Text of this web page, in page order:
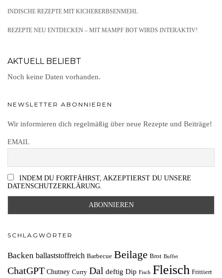
INDISCHE REZEPTE MIT KICHERERBSENMEHL
REZEPTE NEU ENTDECKEN – MIT MAMPF BOT WIRDS INTERAKTIV!
AKTUELL BELIEBT
Noch keine Daten vorhanden.
NEWSLETTER ABONNIEREN
Wir informieren dich regelmäßig über neue Rezepte und Beiträge!
EMAIL
INDEM DU FORTFÄHRST, AKZEPTIERST DU UNSERE
DATENSCHUTZERKLÄRUNG.
SCHLAGWÖRTER
Backen ballaststoffreich Barbecue Beilage Brot Buffet
ChatGPT Chutney Curry Dal deftig Dip Fisch Fleisch Frittiert